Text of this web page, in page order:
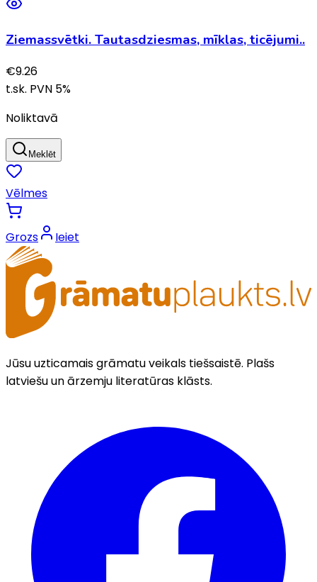
Ziemassvētki. Tautasdziesmas, mīklas, ticējumi..
€9.26
t.sk. PVN 5%
Noliktavā
Meklēt
Vēlmes
Grozs Ieiet
Jūsu uzticamais grāmatu veikals tiešsaistē. Plašs
latviešu un ārzemju literatūras klāsts.